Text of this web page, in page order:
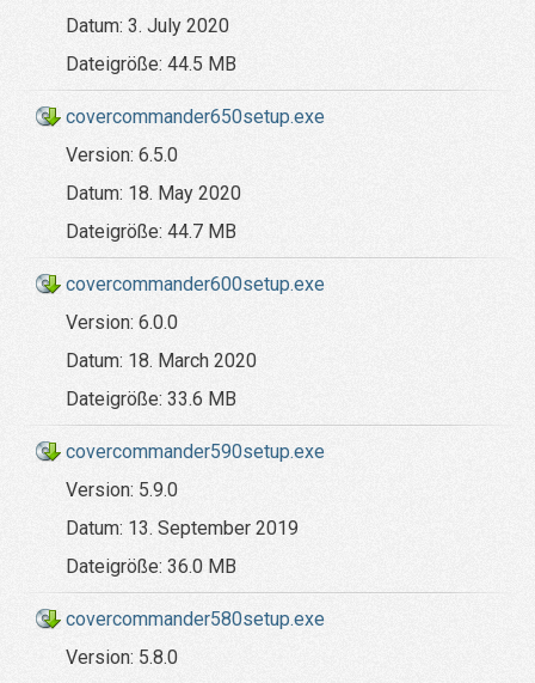
Datum: 3. July 2020
Dateigröße: 44.5 MB
covercommander650setup.exe
Version: 6.5.0
Datum: 18. May 2020
Dateigröße: 44.7 MB
covercommander600setup.exe
Version: 6.0.0
Datum: 18. March 2020
Dateigröße: 33.6 MB
covercommander590setup.exe
Version: 5.9.0
Datum: 13. September 2019
Dateigröße: 36.0 MB
covercommander580setup.exe
Version: 5.8.0